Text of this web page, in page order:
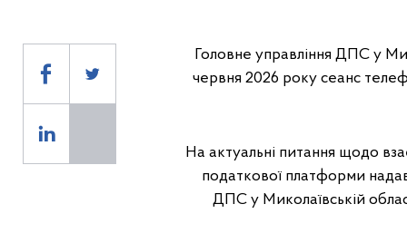
Головне управління ДПС у
червня 2026 року сеанс
На актуальні питання щодо
податкової платформи
ДПС у Миколаївській